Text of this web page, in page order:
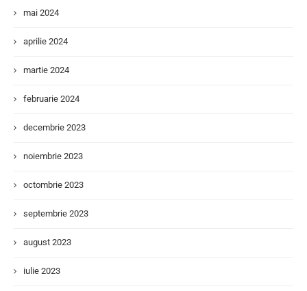
mai 2024
aprilie 2024
martie 2024
februarie 2024
decembrie 2023
noiembrie 2023
octombrie 2023
septembrie 2023
august 2023
iulie 2023